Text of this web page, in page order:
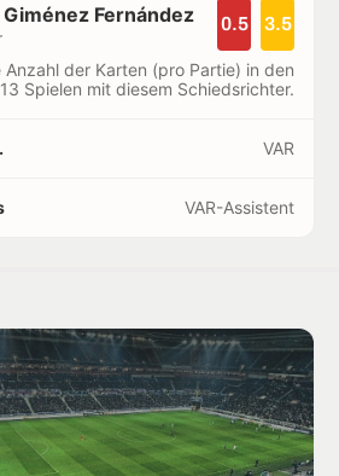
Fernández 0.5 3.5
der Karten (pro Partie) in den
Spielen mit diesem Schiedsrichter.
VAR
VAR-Assistent